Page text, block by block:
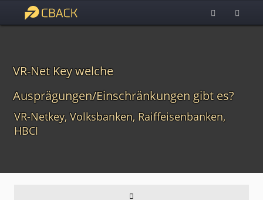
VR-Net Key welche
Ausprägungen/Einschränkungen gibt es?
VR-Netkey, Volksbanken, Raiffeisenbanken,
HBCI